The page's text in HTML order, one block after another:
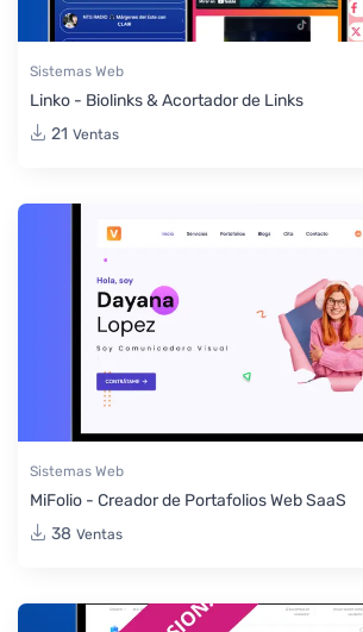
Sistemas Web
Linko - Biolinks & Acortador de Links
21 Ventas
Sistemas Web
MiFolio - Creador de Portafolios Web SaaS
38 Ventas